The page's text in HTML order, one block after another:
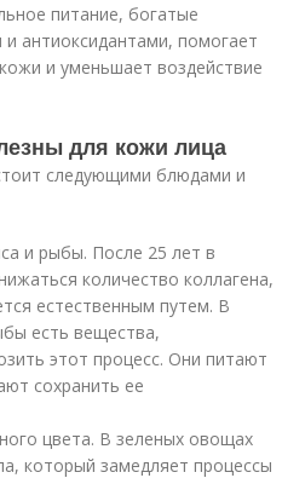
питание, богатые
антиоксидантами, помогает
и уменьшает воздействие
для кожи лица
следующими блюдами и
и рыбы. После 25 лет в
количество коллагена,
естественным путем. В
есть вещества,
этот процесс. Они питают
сохранить ее
цвета. В зеленых овощах
который замедляет процессы